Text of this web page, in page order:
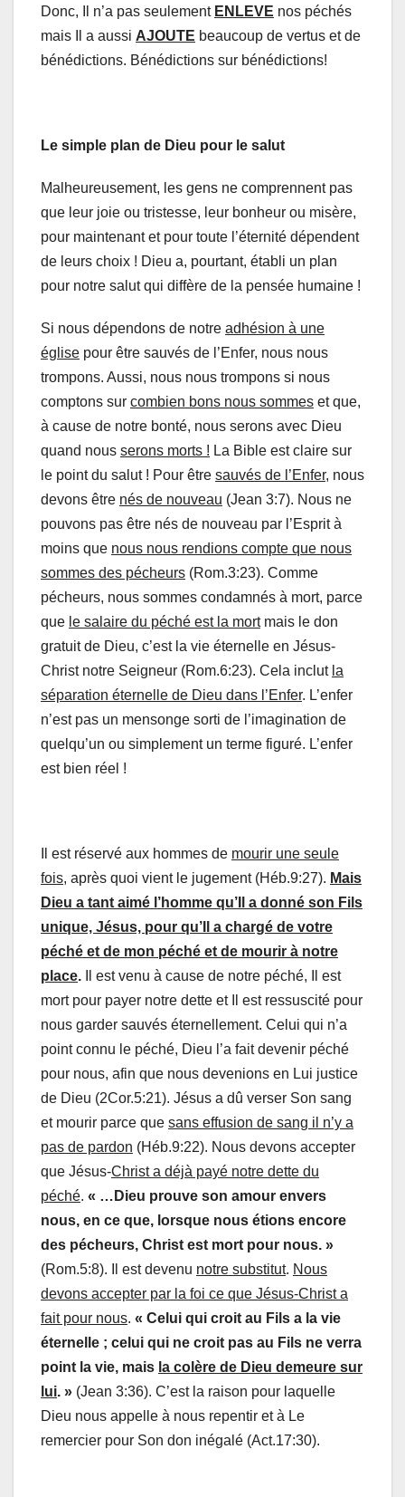
Donc, Il n’a pas seulement ENLEVE nos péchés
mais Il a aussi AJOUTE beaucoup de vertus et de
bénédictions. Bénédictions sur bénédictions!
Le simple plan de Dieu pour le salut
Malheureusement, les gens ne comprennent pas
que leur joie ou tristesse, leur bonheur ou misère,
pour maintenant et pour toute l’éternité dépendent
de leurs choix ! Dieu a, pourtant, établi un plan
pour notre salut qui diffère de la pensée humaine !
Si nous dépendons de notre adhésion à une
église pour être sauvés de l’Enfer, nous nous
trompons. Aussi, nous nous trompons si nous
comptons sur combien bons nous sommes et que,
à cause de notre bonté, nous serons avec Dieu
quand nous serons morts ! La Bible est claire sur
le point du salut ! Pour être sauvés de l’Enfer, nous
devons être nés de nouveau (Jean 3:7). Nous ne
pouvons pas être nés de nouveau par l’Esprit à
moins que nous nous rendions compte que nous
sommes des pécheurs (Rom.3:23). Comme
pécheurs, nous sommes condamnés à mort, parce
que le salaire du péché est la mortmais le don
gratuit de Dieu, c’est la vie éternelle en Jésus-
Christ notre Seigneur (Rom.6:23). Cela inclut la
séparation éternelle de Dieu dans l’Enfer. L’enfer
n’est pas un mensonge sorti de l’imagination de
quelqu’un ou simplement un terme figuré. L’enfer
est bien réel !
Il est réservé aux hommes de mourir une seule
fois, après quoi vient le jugement (Héb.9:27). Mais
Dieu a tant aimé l’homme qu’Il a donné son Fils
unique, Jésus, pour qu’Il a chargé de votre
péché et de mon péché et de mourir à notre
place.
Il est venu à cause de notre péché, Il est
mort pour payer notre dette et Il est ressuscité pour
nous garder sauvés éternellement. Celui qui n’a
point connu le péché, Dieu l’a fait devenir péché
pour nous, afin que nous devenions en Lui justice
de Dieu (2Cor.5:21). Jésus a dû verser Son sang
et mourir parce que sans effusion de sang il n’y a
pas de pardon (Héb.9:22). Nous devons accepter
que Jésus-Christ a déjà payé notre dette du
péché. « …Dieu prouve son amour envers
nous, en ce que, lorsque nous étions encore
des pécheurs, Christ est mort pour nous. »
(Rom.5:8). Il est devenu notre substitut. Nous
devons accepter par la foi ce que Jésus-Christ a
fait pour nous. « Celui qui croit au Fils a la vie
éternelle ; celui qui ne croit pas au Fils ne verra
point la vie, mais la colère de Dieu demeure sur
lui. » (Jean 3:36). C’est la raison pour laquelle
Dieu nous appelle à nous repentir et à Le
remercier pour Son don inégalé (Act.17:30).